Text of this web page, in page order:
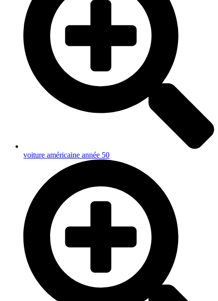
voiture américaine année 50